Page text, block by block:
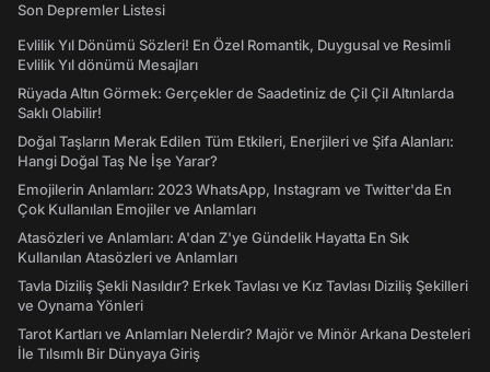
Son Depremler Listesi
Evlilik Yıl Dönümü Sözleri! En Özel Romantik, Duygusal ve Resimli
Evlilik Yıl dönümü Mesajları
Rüyada Altın Görmek: Gerçekler de Saadetiniz de Çil Çil Altınlarda
Saklı Olabilir!
Doğal Taşların Merak Edilen Tüm Etkileri, Enerjileri ve Şifa Alanları:
Hangi Doğal Taş Ne İşe Yarar?
Emojilerin Anlamları: 2023 WhatsApp, Instagram ve Twitter'da En
Çok Kullanılan Emojiler ve Anlamları
Atasözleri ve Anlamları: A'dan Z'ye Gündelik Hayatta En Sık
Kullanılan Atasözleri ve Anlamları
Tavla Diziliş Şekli Nasıldır? Erkek Tavlası ve Kız Tavlası Diziliş Şekilleri
ve Oynama Yönleri
Tarot Kartları ve Anlamları Nelerdir? Majör ve Minör Arkana Desteleri
İle Tılsımlı Bir Dünyaya Giriş